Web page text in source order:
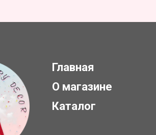
Главная
О магазине
Каталог